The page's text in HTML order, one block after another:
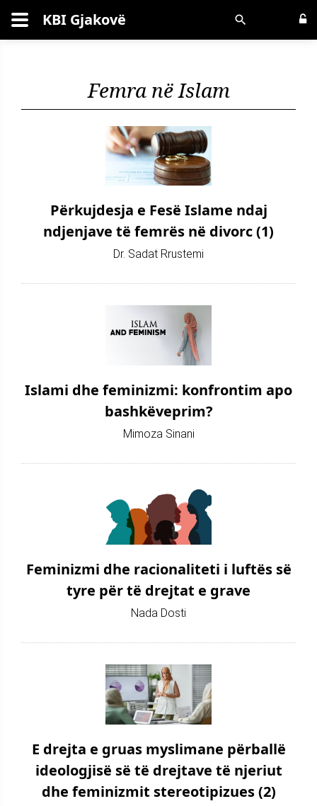
Kërko KBI Gjakovë
Femra në Islam
Përkujdesja e Fesë Islame ndaj
ndjenjave të femrës në divorc (1)
Dr. Sadat Rrustemi
Islami dhe feminizmi: konfrontim apo
bashkëveprim?
Mimoza Sinani
Feminizmi dhe racionaliteti i luftës së
tyre për të drejtat e grave
Nada Dosti
E drejta e gruas myslimane përballë
ideologjisë së të drejtave të njeriut
dhe feminizmit stereotipizues (2)